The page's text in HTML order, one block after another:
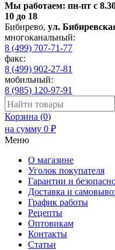
Мы работаем: пн-пт с
10 до 18
Бибирево, ул.
многоканальный:
8 (499) 707-71-77
факс:
8 (499) 902-27-81
мобильный:
8 (985) 120-97-91
Корзина (0)
на сумму 0 ₽
Меню
О магазине
Уголок покупателя
Гарантии и
Доставка и
График работы
Рецепты
Оптовикам
Контакты
Статьи